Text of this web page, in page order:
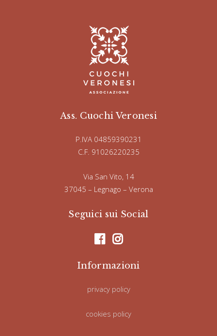
Ass. Cuochi Veronesi
P.IVA 04859390231
C.F. 91026220235
Via San Vito, 14
37045 – Legnago – Verona
Seguici sui Social
Informazioni
privacy policy
cookies policy